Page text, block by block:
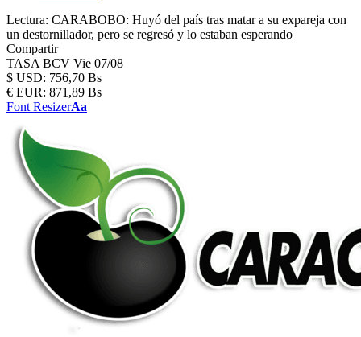
Lectura: CARABOBO: Huyó del país tras matar a su expareja con
un destornillador, pero se regresó y lo estaban esperando
Compartir
TASA BCV Vie 07/08
$ USD: 756,70 Bs
€ EUR: 871,89 Bs
Font ResizerAa